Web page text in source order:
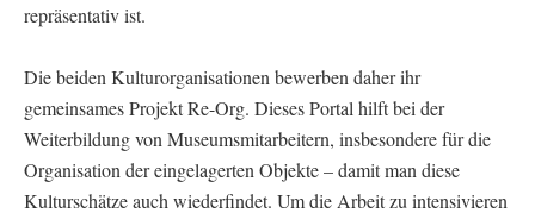
repräsentativ ist.
Die beiden Kulturorganisationen bewerben daher ihr
gemeinsames Projekt Re-Org. Dieses Portal hilft bei der
Weiterbildung von Museumsmitarbeitern, insbesondere für die
Organisation der eingelagerten Objekte – damit man diese
Kulturschätze auch wiederfindet. Um die Arbeit zu intensivieren